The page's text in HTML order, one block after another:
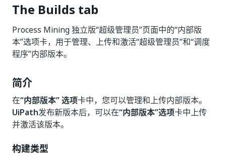
The Builds tab
Process Mining 独立版“超级管理员”页面中的“内部版
本”选项卡，用于管理、上传和激活“超级管理员”和“调度
程序”内部版本。
简介
在“内部版本” 选项卡中，您可以管理和上传内部版本。
UiPath发布新版本后，可以在“内部版本”选项卡中上传
并激活该版本。
构建类型